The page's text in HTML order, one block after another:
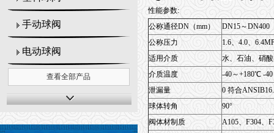
手动球阀
电动球阀
查看全部产品
性能参数:
公称通径DN（mm）
DN15～DN400
公称压力
1.6、4.0、
适用介质
水、石油、硝
介质温度
-40～+180℃ -
泄漏量
0 符合
球体转角
90°
阀体材制质
A105、F304、